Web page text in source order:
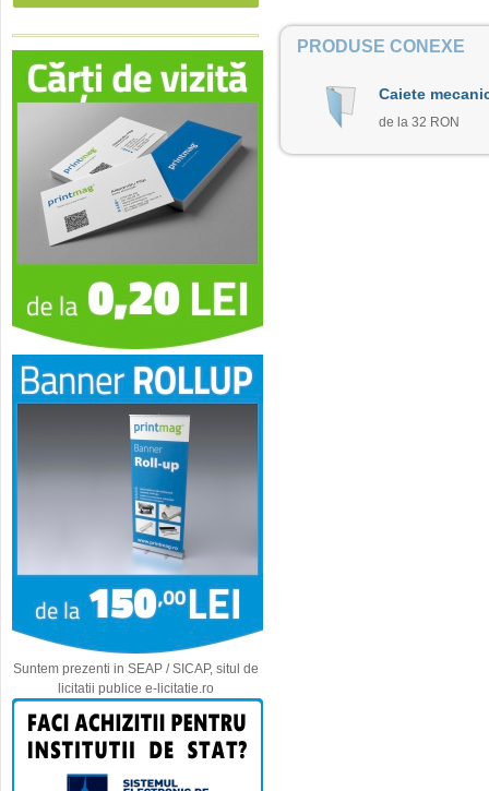
Suntem prezenti in SEAP / SICAP, situl de
licitatii publice e-licitatie.ro
PRODUSE CONEXE
Caiete
de la 32 RON